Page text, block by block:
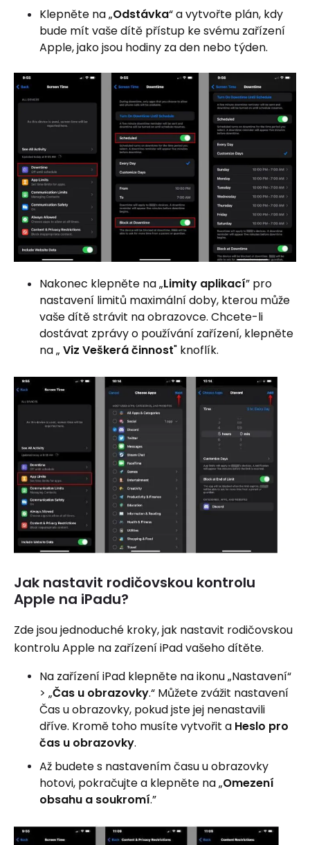
Klepněte na „Odstávka“ a vytvořte plán, kdy
bude mít vaše dítě přístup ke svému zařízení
Apple, jako jsou hodiny za den nebo týden.
Nakonec klepněte na „Limity aplikací” pro
nastavení limitů maximální doby, kterou může
vaše dítě strávit na obrazovce. Chcete-li
dostávat zprávy o používání zařízení, klepněte
na „ Viz Veškerá činnost" knoflík.
Jak nastavit rodičovskou kontrolu
Apple na iPadu?
Zde jsou jednoduché kroky, jak nastavit rodičovskou
kontrolu Apple na zařízení iPad vašeho dítěte.
Na zařízení iPad klepněte na ikonu „Nastavení“
> „Čas u obrazovky.“ Můžete zvážit nastavení
Čas u obrazovky, pokud jste jej nenastavili
dříve. Kromě toho musíte vytvořit a Heslo pro
čas u obrazovky.
Až budete s nastavením času u obrazovky
hotovi, pokračujte a klepněte na „Omezení
obsahu a soukromí.”